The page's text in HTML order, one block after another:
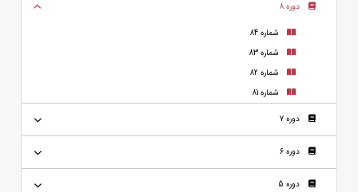
دوره 8
شماره 84
شماره 83
شماره 82
شماره 81
دوره 7
دوره 6
دوره 5